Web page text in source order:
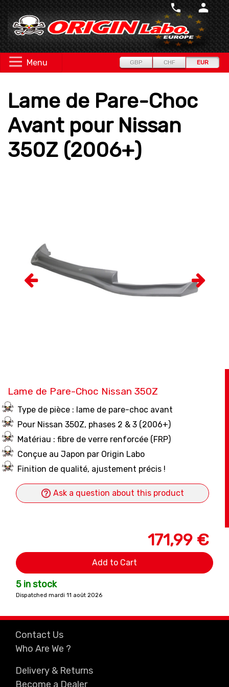
Menu GBP CHF EUR
Lame de Pare-Choc
Avant pour Nissan
350Z (2006+)
Lame de Pare-Choc Nissan 350Z
Type de pièce : lame de pare-choc avant
Pour Nissan 350Z, phases 2 & 3 (2006+)
Matériau : fibre de verre renforcée (FRP)
Conçue au Japon par Origin Labo
Finition de qualité, ajustement précis !
Ask a question about this product
171,99 €
Add to Cart
5 in stock
Dispatched mardi 11 août 2026
Contact Us
Who Are We ?
Delivery & Returns
Become a Dealer